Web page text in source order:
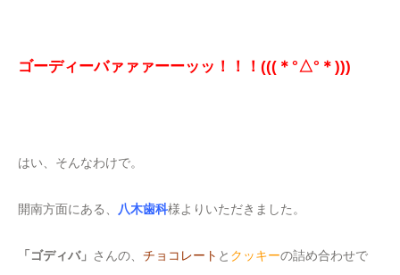
ゴーディーバァァァーーッッ！！！(((＊°△°＊)))
はい、そんなわけで。
開南方面にある、 八木歯科様よりいただきました。
「ゴディバ」 さんの、 チョコレート と クッキーの詰め合わせで